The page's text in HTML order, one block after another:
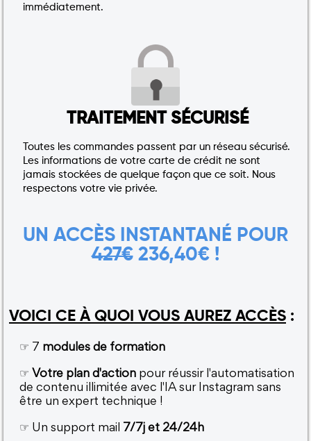
immédiatement.
TRAITEMENT SÉCURISÉ
Toutes les commandes passent par un réseau sécurisé.
Les informations de votre carte de crédit ne sont
jamais stockées de quelque façon que ce soit. Nous
respectons votre vie privée.
UN ACCÈS INSTANTANÉ POUR
427€236,40€ !
VOICI CE À QUOI VOUS AUREZ ACCÈS :
☞ 7 modules de formation
☞ Votre plan d'action pour réussir l'automatisation
de contenu illimitée avec l'IA sur Instagram sans
être un expert technique !
☞ Un support mail 7/7j et 24/24h